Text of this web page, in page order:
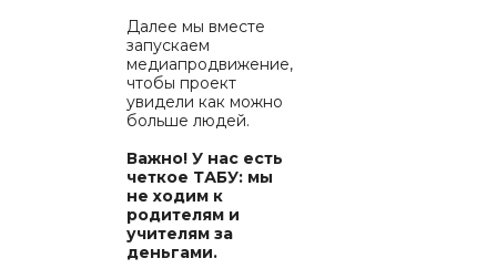
Далее мы вместе
запускаем
медиапродвижение,
чтобы проект
увидели как можно
больше людей.
Важно! У нас есть
четкое ТАБУ: мы
не ходим к
родителям и
учителям за
деньгами.